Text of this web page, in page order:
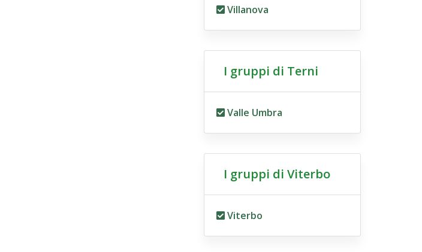
Villanova
I gruppi di Terni
Valle Umbra
I gruppi di Viterbo
Viterbo